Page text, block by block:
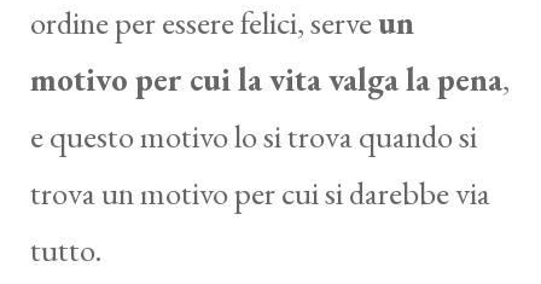
ordine per essere felici, serveun
motivo per cui la vita valga la pena,
e questo motivo lo si trova quando si
trova un motivo per cui si darebbe via
tutto.